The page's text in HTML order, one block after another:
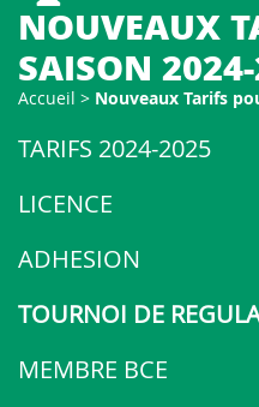
NOUVEAUX
SAISON
Accueil > Nouveaux Tarifs
TARIFS 2024-2025
LICENCE
TOURNOI DE
MEMBRE